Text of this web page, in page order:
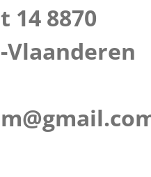
14 8870
Vlaanderen